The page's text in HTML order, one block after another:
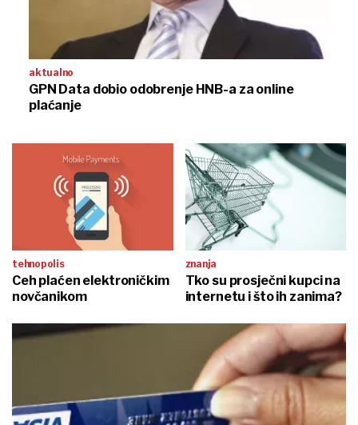
aktualno
GPN Data dobio odobrenje HNB-a za online
plaćanje
tehnopolis
Ceh plaćen elektroničkim
novčanikom
znanja
Tko su prosječni kupci na
internetu i što ih zanima?